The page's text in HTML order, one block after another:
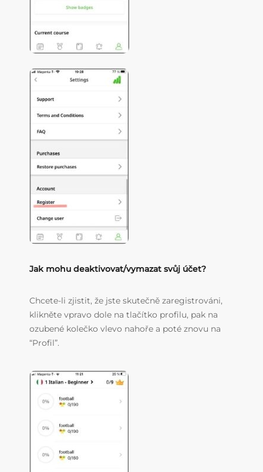
Jak mohu deaktivovat/vymazat svůj účet?
Chcete-li zjistit, že jste skutečně zaregistrováni,
klikněte vpravo dole na tlačítko profilu, pak na
ozubené kolečko vlevo nahoře a poté znovu na
“Profil”.